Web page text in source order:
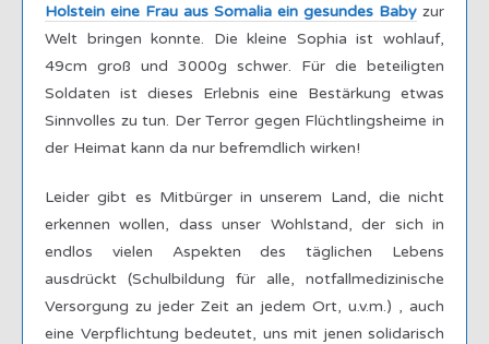
Holstein eine Frau aus Somalia ein gesundes Baby zur
Welt bringen konnte. Die kleine Sophia ist wohlauf,
49cm groß und 3000g schwer. Für die beteiligten
Soldaten ist dieses Erlebnis eine Bestärkung etwas
Sinnvolles zu tun. Der Terror gegen Flüchtlingsheime in
der Heimat kann da nur befremdlich wirken!
Leider gibt es Mitbürger in unserem Land, die nicht
erkennen wollen, dass unser Wohlstand, der sich in
endlos vielen Aspekten des täglichen Lebens
ausdrückt (Schulbildung für alle, notfallmedizinische
Versorgung zu jeder Zeit an jedem Ort, u.v.m.) , auch
eine Verpflichtung bedeutet, uns mit jenen solidarisch